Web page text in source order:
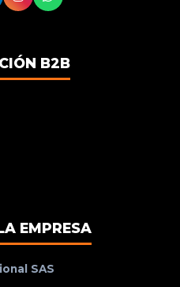
B2B
EMPRESA
SAS